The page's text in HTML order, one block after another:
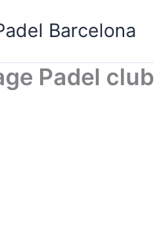
Barcelona
Padel club